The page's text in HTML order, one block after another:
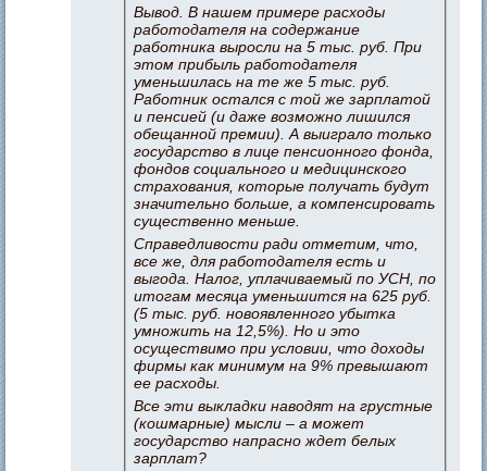
Вывод. В нашем примере расходы
работодателя на содержание
работника выросли на 5 тыс. руб. При
этом прибыль работодателя
уменьшилась на те же 5 тыс. руб.
Работник остался с той же зарплатой
и пенсией (и даже возможно лишился
обещанной премии). А выиграло только
государство в лице пенсионного фонда,
фондов социального и медицинского
страхования, которые получать будут
значительно больше, а компенсировать
существенно меньше.
Справедливости ради отметим, что,
все же, для работодателя есть и
выгода. Налог, уплачиваемый по УСН, по
итогам месяца уменьшится на 625 руб.
(5 тыс. руб. новоявленного убытка
умножить на 12,5%). Но и это
осуществимо при условии, что доходы
фирмы как минимум на 9% превышают
ее расходы.
Все эти выкладки наводят на грустные
(кошмарные) мысли – а может
государство напрасно ждет белых
зарплат?